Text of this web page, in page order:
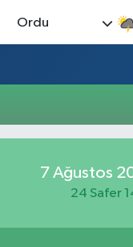
Ordu
7 Ağustos
24 Safer